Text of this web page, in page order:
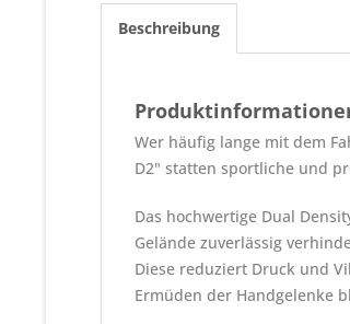
Beschreibung
Wer häufig lange mit dem
D2" statten sportliche und
Das hochwertige Dual
Gelände zuverlässig
Diese reduziert Druck und
Ermüden der Handgelenke